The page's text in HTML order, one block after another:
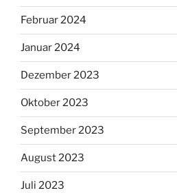
Februar 2024
Januar 2024
Dezember 2023
Oktober 2023
September 2023
August 2023
Juli 2023